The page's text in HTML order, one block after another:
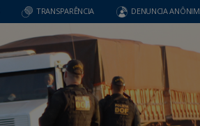
TRANSPARÊNCIA DENUNCIA